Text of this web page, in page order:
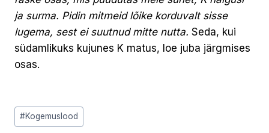
ja surma. Pidin mitmeid lõike korduvalt sisse
lugema, sest ei suutnud mitte nutta. Seda, kui
südamlikuks kujunes K matus, loe juba järgmises
osas.
Post
Tags:
#Kogemuslood